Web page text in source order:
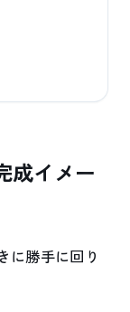
成イメー
に勝手に回り